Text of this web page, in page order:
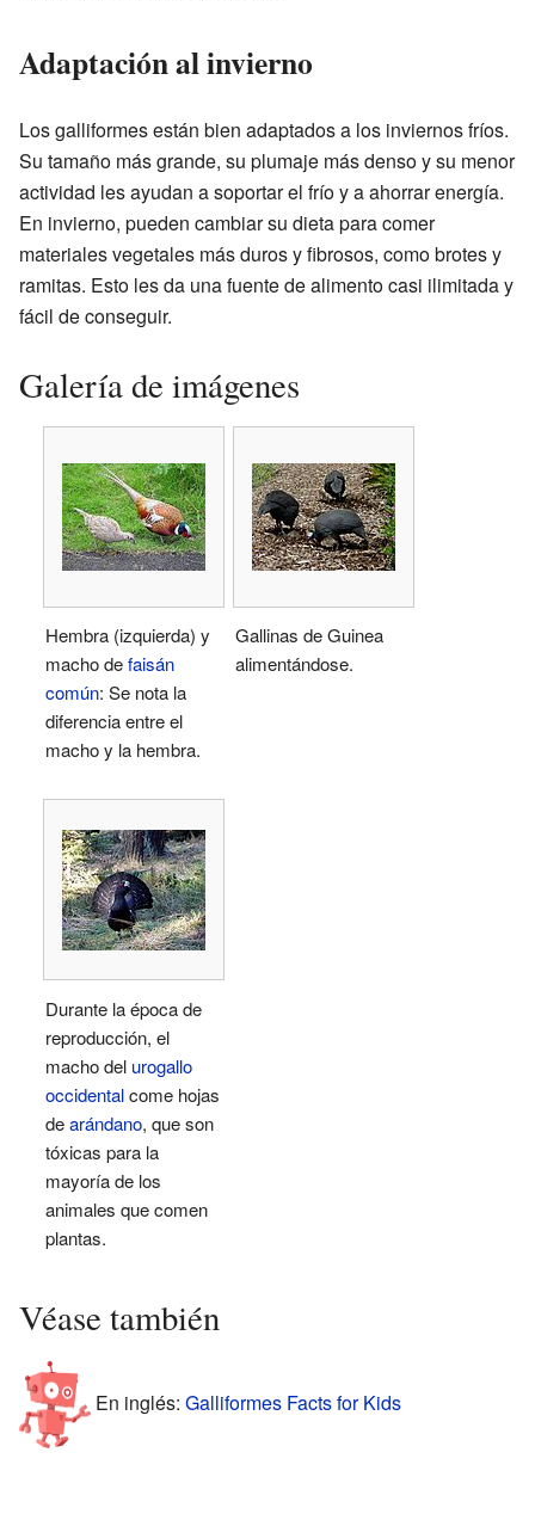
Adaptación al invierno
Los galliformes están bien adaptados a los inviernos fríos.
Su tamaño más grande, su plumaje más denso y su menor
actividad les ayudan a soportar el frío y a ahorrar energía.
En invierno, pueden cambiar su dieta para comer
materiales vegetales más duros y fibrosos, como brotes y
ramitas. Esto les da una fuente de alimento casi ilimitada y
fácil de conseguir.
Galería de imágenes
Hembra (izquierda) y
macho defaisán
común: Se nota la
diferencia entre el
macho y la hembra.
Gallinas de Guinea
alimentándose.
Durante la época de
reproducción, el
macho del urogallo
occidentalcome hojas
dearándano, que son
tóxicas para la
mayoría de los
animales que comen
plantas.
Véase también
En inglés: Galliformes Facts for Kids